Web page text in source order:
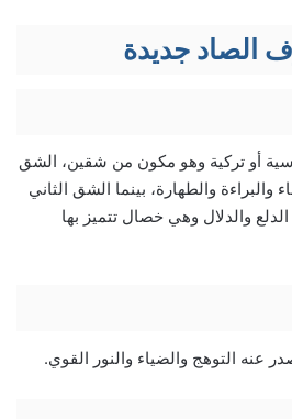
الصاد جديدة
أو تركية وهو مكون من شقين، الشق
والبراءة والطهارة، بينما الشق الثاني
والدلال وهي خصال تتميز بها
عنه التوهج والضياء والنور القوي.